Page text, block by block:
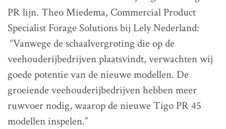
PR lijn. Theo Miedema, Commercial Product
Specialist Forage Solutions bij Lely Nederland:
“Vanwege de schaalvergroting die op de
veehouderijbedrijven plaatsvindt, verwachten wij
goede potentie van de nieuwe modellen. De
groeiende veehouderijbedrijven hebben meer
ruwvoer nodig, waarop de nieuwe Tigo PR 45
modellen inspelen.”